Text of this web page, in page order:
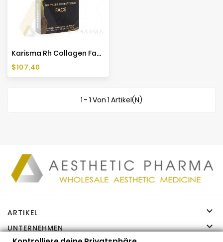
Karisma Rh Collagen Face (1x2ml)
Preis
$107,40
1 - 1 Von 1 Artikel(n)
ARTIKEL 
UNTERNEHMEN 